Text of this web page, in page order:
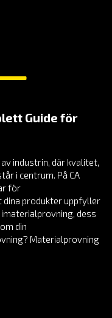
Guide för
industrin, där kvalitet,
i centrum. På CA
för
produkter uppfyller
imaterialprovning, dess
din
Materialprovning